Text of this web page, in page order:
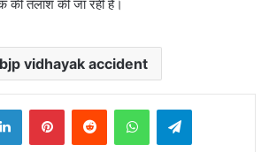
तलाश की जा रही है।
vidhayak accident
LinkedInPinterestReddit WhatsAppTelegram